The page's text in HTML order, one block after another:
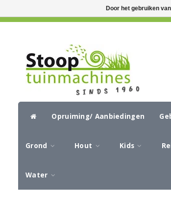
GRATIS VERZENDING VANAF €50,-
Opruiming/ Aanbiedingen
Grond Hout Kids
Water
Door het gebruiken